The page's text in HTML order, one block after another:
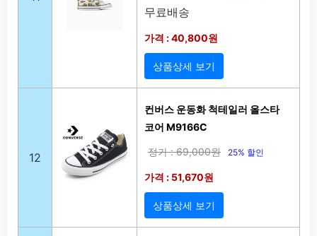
무료배송
가격 : 40,800원
상품상세 보기
12
컨버스 운동화 척테일러 올스타
코어 M9166C
정가 : 69,000원 25% 할인
가격 : 51,670원
상품상세 보기